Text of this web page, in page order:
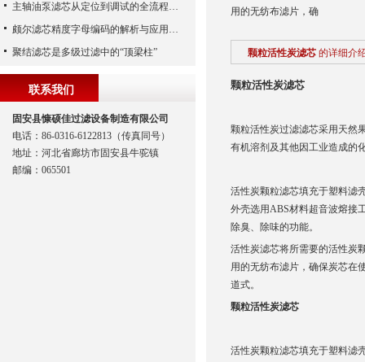
用的无纺布滤片，确
颗粒活性炭滤芯 的详细介
颗粒活性炭滤芯
颗粒活性炭过滤滤芯采用天然
有机溶剂及其他因工业造成的
活性炭颗粒滤芯填充于塑料滤
外壳选用ABS材料超音波熔接
除臭、除味的功能。
活性炭滤芯将所需要的活性炭
用的无纺布滤片，确保炭芯在
道式。
颗粒活性炭滤芯
活性炭颗粒滤芯填充于塑料滤
主轴油泵滤芯从定位到调试的全流程解析
颇尔滤芯精度字母编码的解析与应用指南
聚结滤芯是多级过滤中的“顶梁柱”
联系我们
固安县慷硕佳过滤设备制造有限公司
电话：86-0316-6122813（传真同号）
地址：河北省廊坊市固安县牛驼镇
邮编：065501